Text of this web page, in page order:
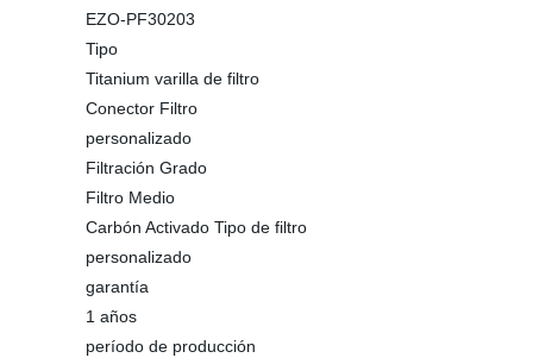
EZO-PF30203
Tipo
Titanium varilla de filtro
Conector Filtro
personalizado
Filtración Grado
Filtro Medio
Carbón Activado Tipo de filtro
personalizado
garantía
1 años
período de producción